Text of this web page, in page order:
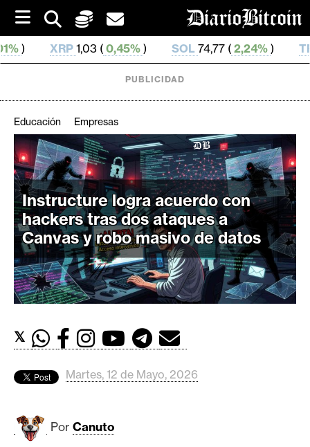
i
p
t
o
SOL74,77 (2,24% TRX0,327 463 (
C
r
i
p
t
o
M
e
r
d
s
B
PUBLICIDAD
Educación Empresas
Instructure logra acuerdo con
hackers tras dos ataques a
Canvas y robo masivo de datos
𝕏
Martes, 12 de Mayo, 2026
Por Canuto